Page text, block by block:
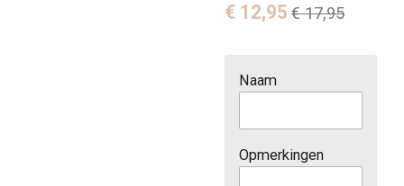
€ 12,95 € 17,95
Naam
Opmerkingen